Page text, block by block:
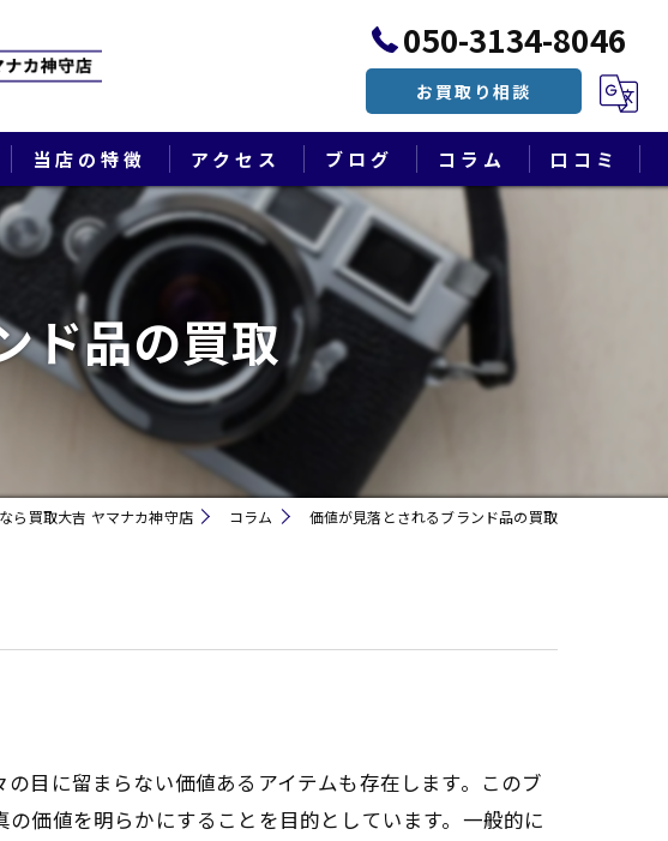
050-3134-8046
お買取り相談
当店の特徴
ブランド
貴金属
切手
生前整理・遺品整理・終活
アクセス
漫画特集
ブログ コラム 口コミ
ド品の買取
ら買取大吉 ヤマナカ神守店 コラム 価値が見落とされるブランド品の買取
目に留まらない価値あるアイテムも存在します。このブ
価値を明らかにすることを目的としています。一般的に